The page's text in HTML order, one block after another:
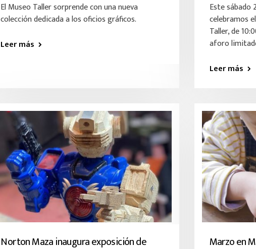
El Museo Taller sorprende con una nueva
colección dedicada a los oficios gráficos.
Leer más
Este sábado
celebramos
Taller, de
aforo
Leer más
Norton Maza inaugura exposición de
Marzo en